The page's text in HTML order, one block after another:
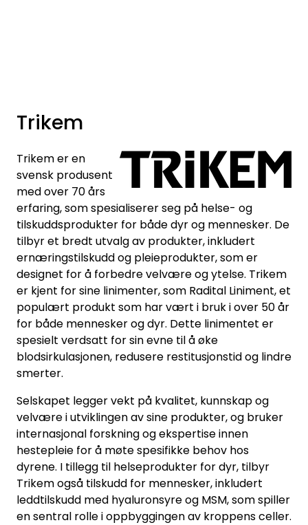
Trikem
Trikem er en
svensk produsent
med over 70 års
erfaring, som spesialiserer seg på helse- og
tilskuddsprodukter for både dyr og mennesker. De
tilbyr et bredt utvalg av produkter, inkludert
ernæringstilskudd og pleieprodukter, som er
designet for å forbedre velvære og ytelse. Trikem
er kjent for sine linimenter, som Radital Liniment, et
populært produkt som har vært i bruk i over 50 år
for både mennesker og dyr. Dette linimentet er
spesielt verdsatt for sin evne til å øke
blodsirkulasjonen, redusere restitusjonstid og lindre
smerter.
Selskapet legger vekt på kvalitet, kunnskap og
velvære i utviklingen av sine produkter, og bruker
internasjonal forskning og ekspertise innen
hestepleie for å møte spesifikke behov hos
dyrene. I tillegg til helseprodukter for dyr, tilbyr
Trikem også tilskudd for mennesker, inkludert
leddtilskudd med hyaluronsyre og MSM, som spiller
en sentral rolle i oppbyggingen av kroppens celler.
Mediaportalen